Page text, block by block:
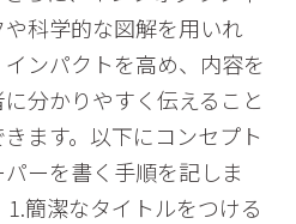
や科学的な図解を用いれ
インパクトを高め、内容を
に分かりやすく伝えること
きます。以下にコンセプト
パーを書く手順を記しま
1.簡潔なタイトルをつける